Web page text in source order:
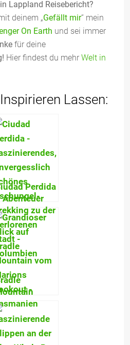
Lappland Reisebericht?
deinem „Gefällt mir“ mein
On Earth und sei immer
für deine
Hier findest du mehr Welt in
Lassen:
Perdida
Abenteuer
zu
–
Ausblicke &